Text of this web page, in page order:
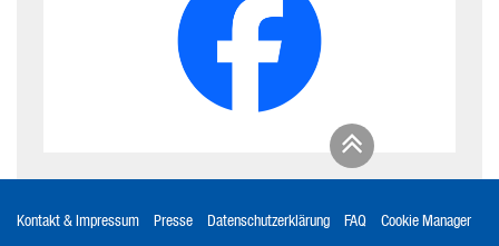
Kontakt & Impressum Presse Datenschutzerklärung FAQ Cookie Manager